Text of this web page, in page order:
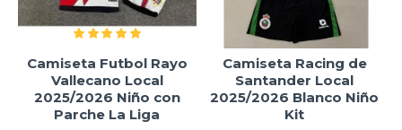
Camiseta Futbol Rayo
Vallecano Local
2025/2026 Niño con
Parche La Liga
Camiseta Racing de
Santander Local
2025/2026 Blanco Niño
Kit